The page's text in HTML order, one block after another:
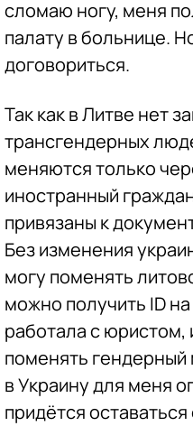
сломаю ногу, меня
палату в больнице.
договориться.
Так как в Литве нет
трансгендерных
меняются только
иностранный
привязаны к
Без изменения
могу поменять
можно получить ID
работала с юристом,
поменять гендерный
в Украину для меня
придётся